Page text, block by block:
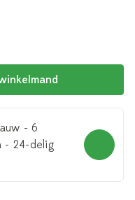
- 6
- 24-delig